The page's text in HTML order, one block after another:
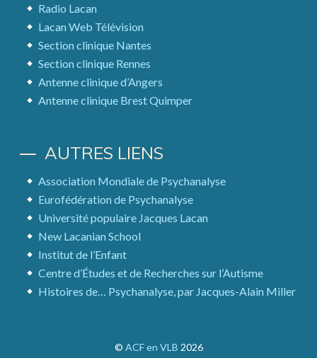
Radio Lacan
Lacan Web Télévision
Section clinique Nantes
Section clinique Rennes
Antenne clinique d’Angers
Antenne clinique Brest Quimper
AUTRES LIENS
Association Mondiale de Psychanalyse
Eurofédération de Psychanalyse
Université populaire Jacques Lacan
New Lacanian School
Institut de l’Enfant
Centre d’Études et de Recherches sur l’Autisme
Histoires de… Psychanalyse, par Jacques-Alain Miller
© ACF en VLB 2026